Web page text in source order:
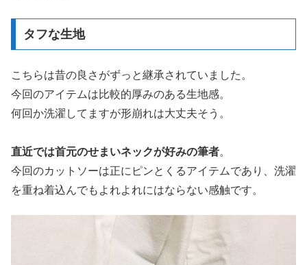
タフな生地
こちらは昔の良さがずっと継承されていました。
今回のアイテムは比較的厚みのある生地感。
何回か洗濯してますが形崩れは大丈夫そう。
直近では首元のせまいネックが好みの筆者。
今回のカットソーは正にピンとくるアイテムであり、洗濯
を重ね着込んでもよれよれにはならない感触です。